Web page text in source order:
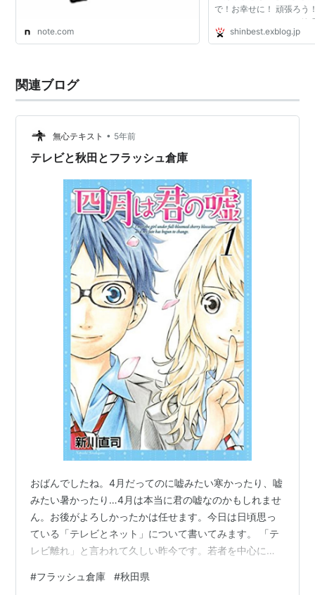
note.com
で！お幸せに！ 頑張ろう
KOKOROちゃんねる
shinbest.exblog.jp
関連ブログ
無心テキスト • 5年前
テレビと秋田とフラッシュ倉庫
おばんでしたね。4月だってのに嘘みたい寒かったり、嘘
みたい暑かったり…4月は本当に君の嘘なのかもしれませ
ん。お後がよろしかったかは任せます。今日は日頃思っ
ている「テレビとネット」について書いてみます。 「テ
レビ離れ」と言われて久しい昨今です。若者を中心にス
たり前の時代となりました。特に小中学生は一日中
#フラッシュ倉庫 #秋田県